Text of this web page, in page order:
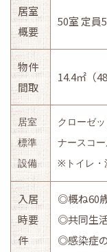
居室
概要
50室 定員
物件
間取
14.4㎡（48
居室
標準
設備
クローゼ
ナースコ
※ トイレ
入居
時要
件
◎概ね60
◎共同生
◎感染症